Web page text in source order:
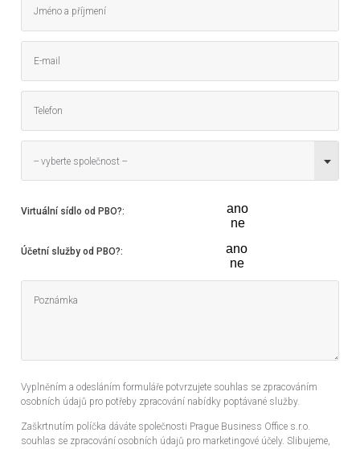
-- vyberte společnost --
Virtuální sídlo od PBO?:
ano
ne
Účetní služby od PBO?:
ano
ne
Vyplněním a odesláním formuláře potvrzujete souhlas se zpracováním
osobních údajů pro potřeby zpracování nabídky poptávané služby.
Zaškrtnutím políčka dáváte společnosti Prague Business Office s.r.o.
souhlas se zpracování osobních údajů pro marketingové účely. Slibujeme,